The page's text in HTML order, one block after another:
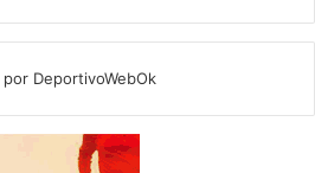
DeportivoWebOk